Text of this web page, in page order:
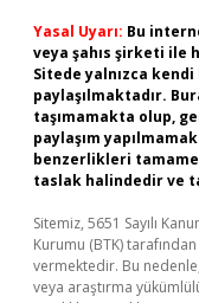
Yasal Uyarı: Bu
veya şahıs şirketi ile
Sitede yalnızca kendi
paylaşılmaktadır.
taşımamakta olup,
paylaşım
benzerlikleri
taslak halindedir ve
Sitemiz, 5651 Sayılı
Kurumu (BTK)
vermektedir. Bu
veya araştırma